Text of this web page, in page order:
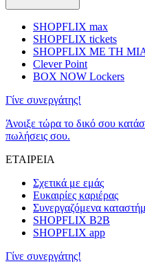
SHOPFLIX max
SHOPFLIX tickets
SHOPFLIX ΜΕ ΤΗ
Clever Point
BOX NOW Lockers
Γίνε συνεργάτης!
Άνοιξε τώρα το δικό σου
πωλήσεις σου.
ΕΤΑΙΡΕΙΑ
Σχετικά με εμάς
Ευκαιρίες καριέρας
Συνεργαζόμενα
SHOPFLIX B2B
SHOPFLIX app
Γίνε συνεργάτης!